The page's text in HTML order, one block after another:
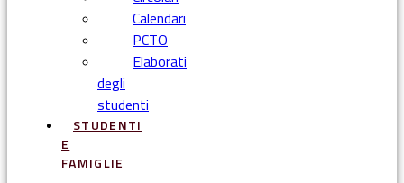
Calendari
PCTO
Elaborati
degli
studenti
STUDENTI
E
FAMIGLIE